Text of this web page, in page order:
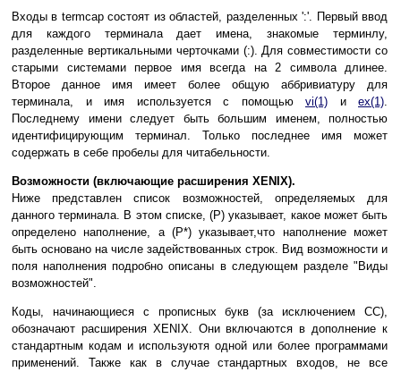
Входы в termcap состоят из областей, разделенных ':'. Первый ввод
для каждого терминала дает имена, знакомые терминлу,
разделенные вертикальными черточками (:). Для совместимости со
старыми системами первое имя всегда на 2 символа длинее.
Второе данное имя имеет более общую аббривиатуру для
терминала, и имя используется с помощью vi(1) и ex(1).
Последнему имени следует быть большим именем, полностью
идентифицирующим терминал. Только последнее имя может
содержать в себе пробелы для читабельности.
Возможности (включающие расширения XENIX).
Ниже представлен список возможностей, определяемых для
данного терминала. В этом списке, (Р) указывает, какое может быть
определено наполнение, а (Р*) указывает,что наполнение может
быть основано на числе задействованных строк. Вид возможности и
поля наполнения подробно описаны в следующем разделе "Виды
возможностей".
Коды, начинающиеся с прописных букв (за исключением СС),
обозначают расширения XENIX. Они включаются в дополнение к
стандартным кодам и используютя одной или более программами
применений. Также как в случае стандартных входов, не все